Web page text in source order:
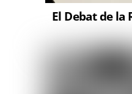
El Debat de la